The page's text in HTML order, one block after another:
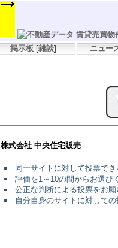
掲示板 [雑談] ニュー
株式会社 中央住宅販売
同一サイトに対して投票で
評価を1～10の間からお選び
公正な判断による投票をお
自分自身のサイトに対して